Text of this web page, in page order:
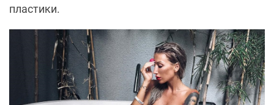
пластики.